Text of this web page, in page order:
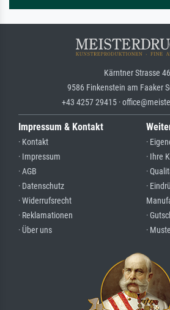
Kärntner Strasse 46
9586 Finkenstein am Faaker
+43 4257 29415 ·
Impressum & Kontakt
· Kontakt
· Impressum
· AGB
· Datenschutz
· Widerrufsrecht
· Reklamationen
· Über uns
·
· Ihre
·
·
·
·